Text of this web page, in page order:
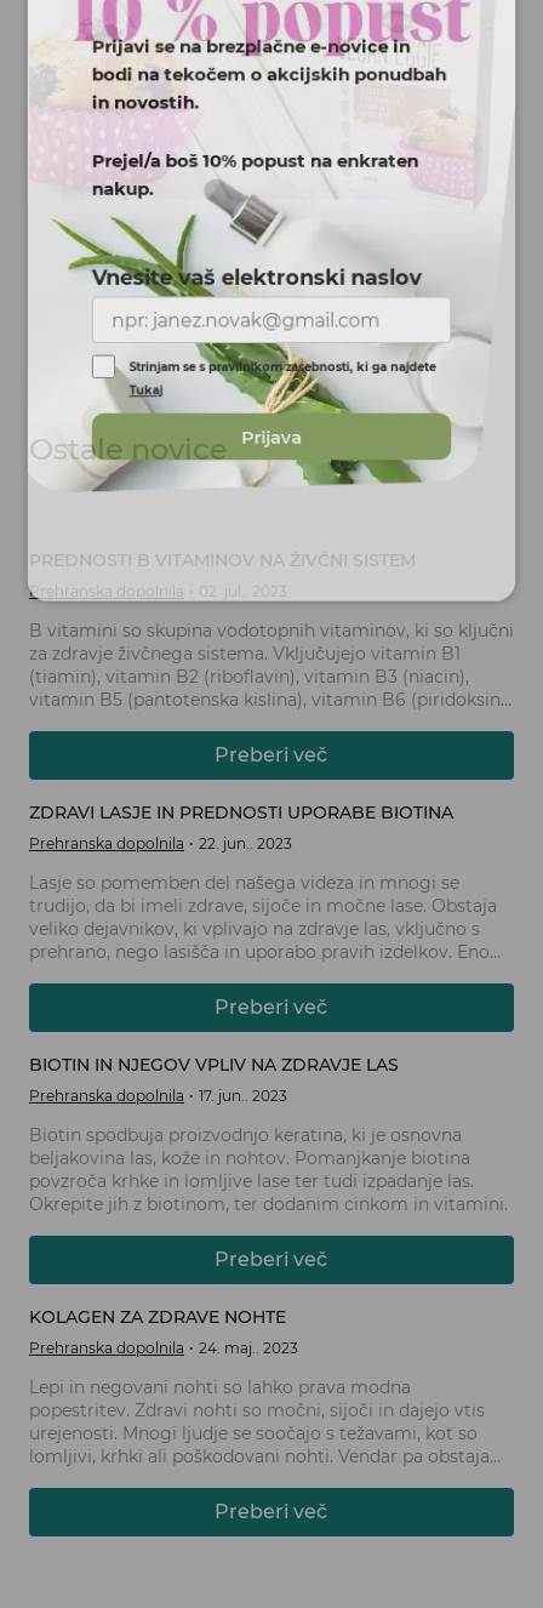
Ostale novice
PREDNOSTI B VITAMINOV NA ŽIVČNI SISTEM
Prehranska dopolnila 02. jul.. 2023
B vitamini so skupina vodotopnih vitaminov, ki so ključni
za zdravje živčnega sistema. Vključujejo vitamin B1
(tiamin), vitamin B2 (riboflavin), vitamin B3 (niacin),
vitamin B5 (pantotenska kislina), vitamin B6 (piridoksin),
B12 (kobalamin). Te vitamine je treba redno vnašati s
Preberi več
ZDRAVI LASJE IN PREDNOSTI UPORABE BIOTINA
Prehranska dopolnila 22. jun.. 2023
Lasje so pomemben del našega videza in mnogi se
trudijo, da bi imeli zdrave, sijoče in močne lase. Obstaja
veliko dejavnikov, ki vplivajo na zdravje las, vključno s
prehrano, nego lasišča in uporabo pravih izdelkov. Eno
ohranjanju zdravih las, je biotin.
Preberi več
BIOTIN IN NJEGOV VPLIV NA ZDRAVJE LAS
Prehranska dopolnila 17. jun.. 2023
Biotin spodbuja proizvodnjo keratina, ki je osnovna
beljakovina las, kože in nohtov. Pomanjkanje biotina
povzroča krhke in lomljive lase ter tudi izpadanje las.
Okrepite jih z biotinom, ter dodanim cinkom in vitamini.
Preberi več
KOLAGEN ZA ZDRAVE NOHTE
Prehranska dopolnila 24. maj.. 2023
Lepi in negovani nohti so lahko prava modna
popestritev. Zdravi nohti so močni, sijoči in dajejo vtis
urejenosti. Mnogi ljudje se soočajo s težavami, kot so
lomljivi, krhki ali poškodovani nohti. Vendar pa obstaja
Preberi več
Prijavi se na brezplačne e-novice in
bodi na tekočem o akcijskih ponudbah
in novostih.
Prejel/a boš 10% popust na enkraten
nakup.
Vnesite vaš elektronski naslov
Strinjam se s pravilnikom zasebnosti, ki ga najdete
Tukaj
Prijava